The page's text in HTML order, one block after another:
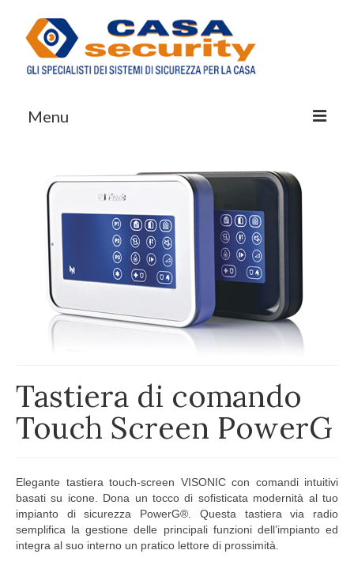
Menu
Prodotti
Servizi
VerASSISTENZA
Blog
Contatti
Tastiera di comando
Touch Screen PowerG
Elegante tastiera touch-screen VISONIC con comandi intuitivi
basati su icone. Dona un tocco di sofisticata modernità al tuo
impianto di sicurezza PowerG®. Questa tastiera via radio
semplifica la gestione delle principali funzioni dell’impianto ed
integra al suo interno un pratico lettore di prossimità.